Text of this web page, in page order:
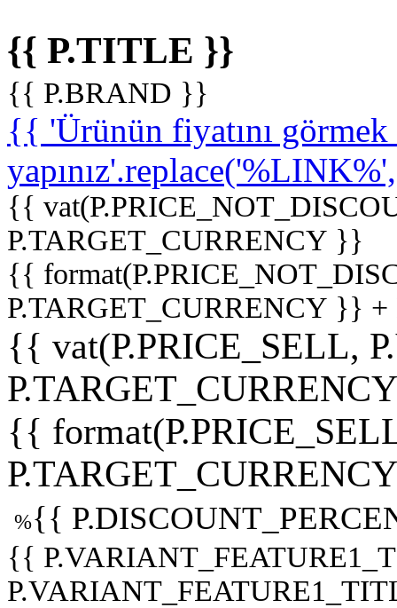
{{ P.TITLE }}
{{ P.BRAND }}
{{ 'Ürünün fiyatını
{{
P.TARGET_CURRENCY }}
{{
P.TARGET_CURRENCY }}
{{ vat(P.PRICE_SELL,
{{
%{{
{{